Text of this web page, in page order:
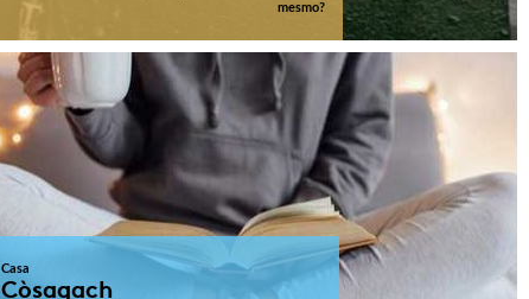
mesmo?
Casa
Còsagach